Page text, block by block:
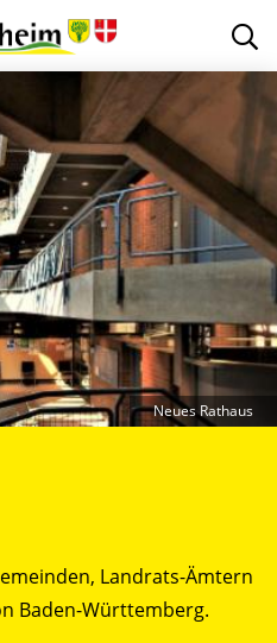
Landrats-Ämtern
Baden-Württemberg.
Neues Rathaus